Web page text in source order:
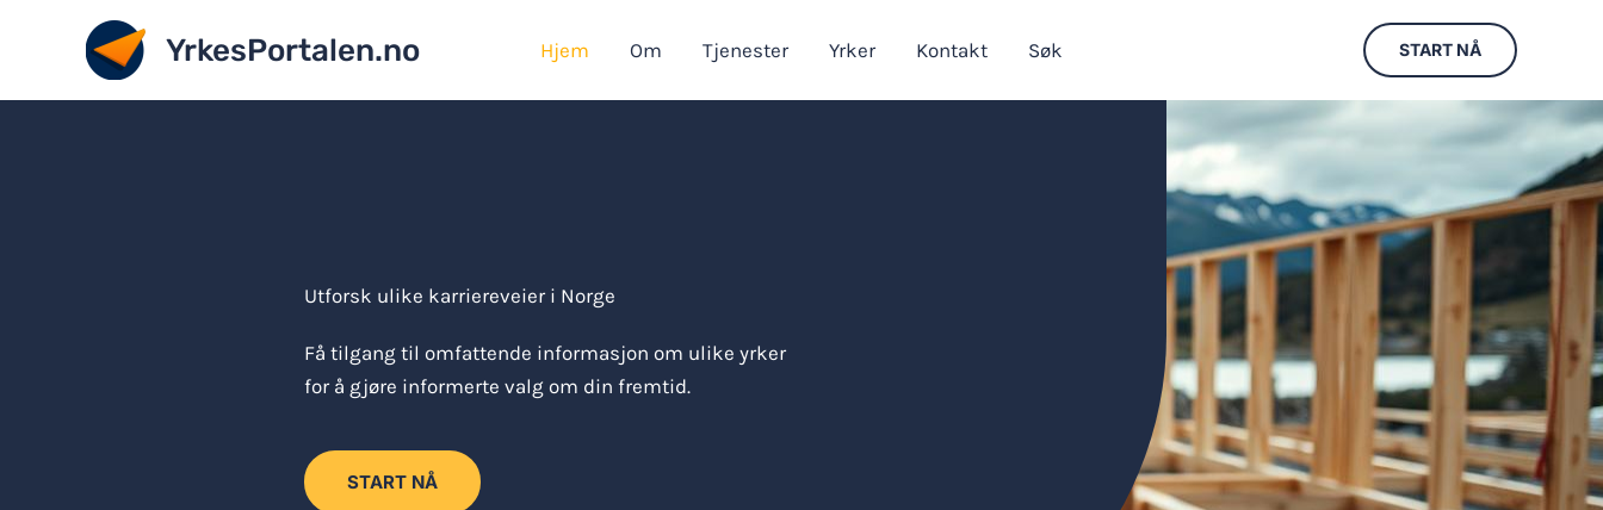
YrkesPortalen.no Hjem Om Tjenester Yrker Kontakt Søk START NÅ
Utforsk ulike karriereveier i Norge
Få tilgang til omfattende informasjon om ulike yrker
for å gjøre informerte valg om din fremtid.
START NÅ